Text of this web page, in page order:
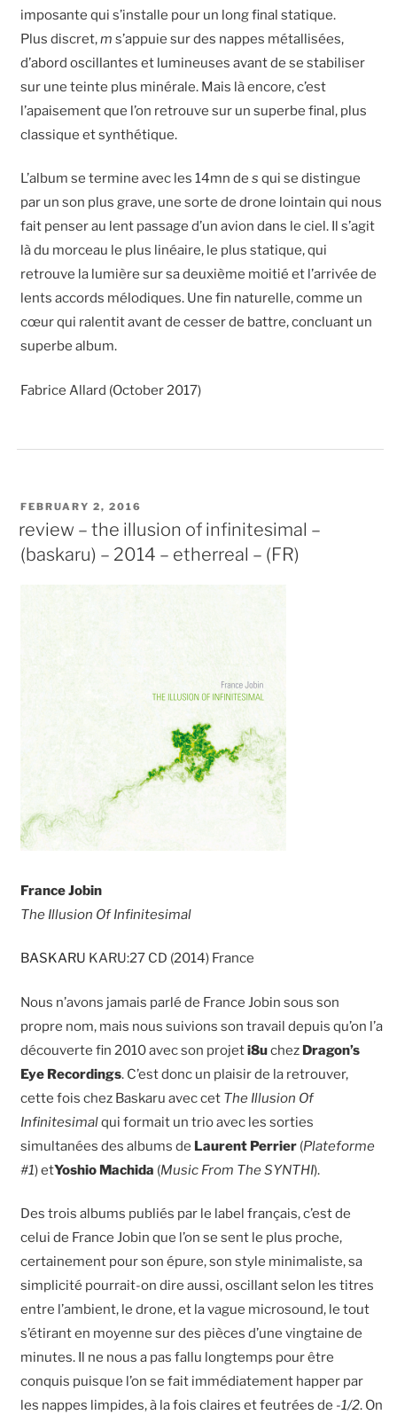
imposante qui s’installe pour un long final statique.
Plus discret,m s’appuie sur des nappes métallisées,
d’abord oscillantes et lumineuses avant de se stabiliser
sur une teinte plus minérale. Mais là encore, c’est
l’apaisement que l’on retrouve sur un superbe final, plus
classique et synthétique.
L’album se termine avec les 14mn des qui se distingue
par un son plus grave, une sorte de drone lointain qui nous
fait penser au lent passage d’un avion dans le ciel. Il s’agit
là du morceau le plus linéaire, le plus statique, qui
retrouve la lumière sur sa deuxième moitié et l’arrivée de
lents accords mélodiques. Une fin naturelle, comme un
cœur qui ralentit avant de cesser de battre, concluant un
superbe album.
Fabrice Allard (October 2017)
POSTED
FEBRUARY 2, 2016
review – the illusion of infinitesimal –
(baskaru) – 2014 – etherreal – (FR)
France Jobin
The Illusion Of Infinitesimal
BASKARU KARU:27 CD (2014) France
Nous n’avons jamais parlé de France Jobin sous son
propre nom, mais nous suivions son travail depuis qu’on l’a
découverte fin 2010 avec son projeti8uchez Dragon’s
Eye Recordings. C’est donc un plaisir de la retrouver,
cette fois chez Baskaru avec cet The Illusion Of
Infinitesimalqui formait un trio avec les sorties
simultanées des albums de Laurent Perrier (Plateforme
#1) etYoshio Machida (Music From The SYNTHI).
Des trois albums publiés par le label français, c’est de
celui de France Jobin que l’on se sent le plus proche,
certainement pour son épure, son style minimaliste, sa
simplicité pourrait-on dire aussi, oscillant selon les titres
entre l’ambient, le drone, et la vague microsound, le tout
s’étirant en moyenne sur des pièces d’une vingtaine de
minutes. Il ne nous a pas fallu longtemps pour être
conquis puisque l’on se fait immédiatement happer par
les nappes limpides, à la fois claires et feutrées de -1/2. On